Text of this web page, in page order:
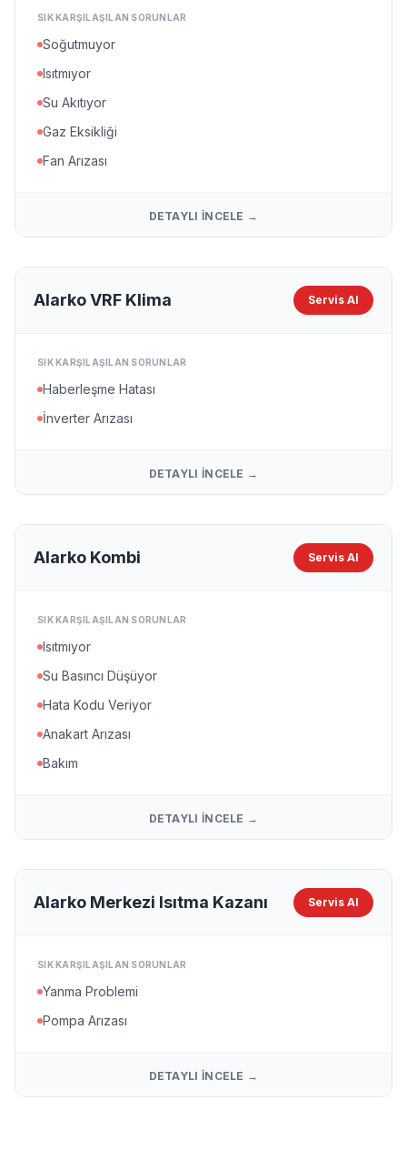
SIK KARŞILAŞILAN SORUNLAR
Soğutmuyor
Isıtmıyor
Su Akıtıyor
Gaz Eksikliği
Fan Arızası
DETAYLI İNCELE →
Alarko VRF Klima Servis Al
SIK KARŞILAŞILAN SORUNLAR
Haberleşme Hatası
İnverter Arızası
DETAYLI İNCELE →
Alarko Kombi Servis Al
SIK KARŞILAŞILAN SORUNLAR
Isıtmıyor
Su Basıncı Düşüyor
Hata Kodu Veriyor
Anakart Arızası
Bakım
DETAYLI İNCELE →
Alarko Merkezi Isıtma Kazanı Servis Al
SIK KARŞILAŞILAN SORUNLAR
Yanma Problemi
Pompa Arızası
DETAYLI İNCELE →